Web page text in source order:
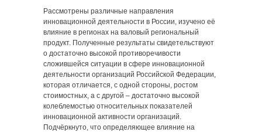
Рассмотрены различные направления
инновационной деятельности в России, изучено её
влияние в регионах на валовый региональный
продукт. Полученные результаты свидетельствуют
о достаточно высокой противоречивости
сложившейся ситуации в сфере инновационной
деятельности организаций Российской Федерации,
которая отличается, с одной стороны, ростом
стоимостных, а с другой ‒ достаточно высокой
колеблемостью относительных показателей
инновационной активности организаций.
Подчёркнуто, что определяющее влияние на